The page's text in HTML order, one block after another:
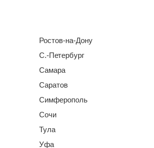
Ростов-на-Дону
С.-Петербург
Самара
Саратов
Симферополь
Сочи
Тула
Уфа